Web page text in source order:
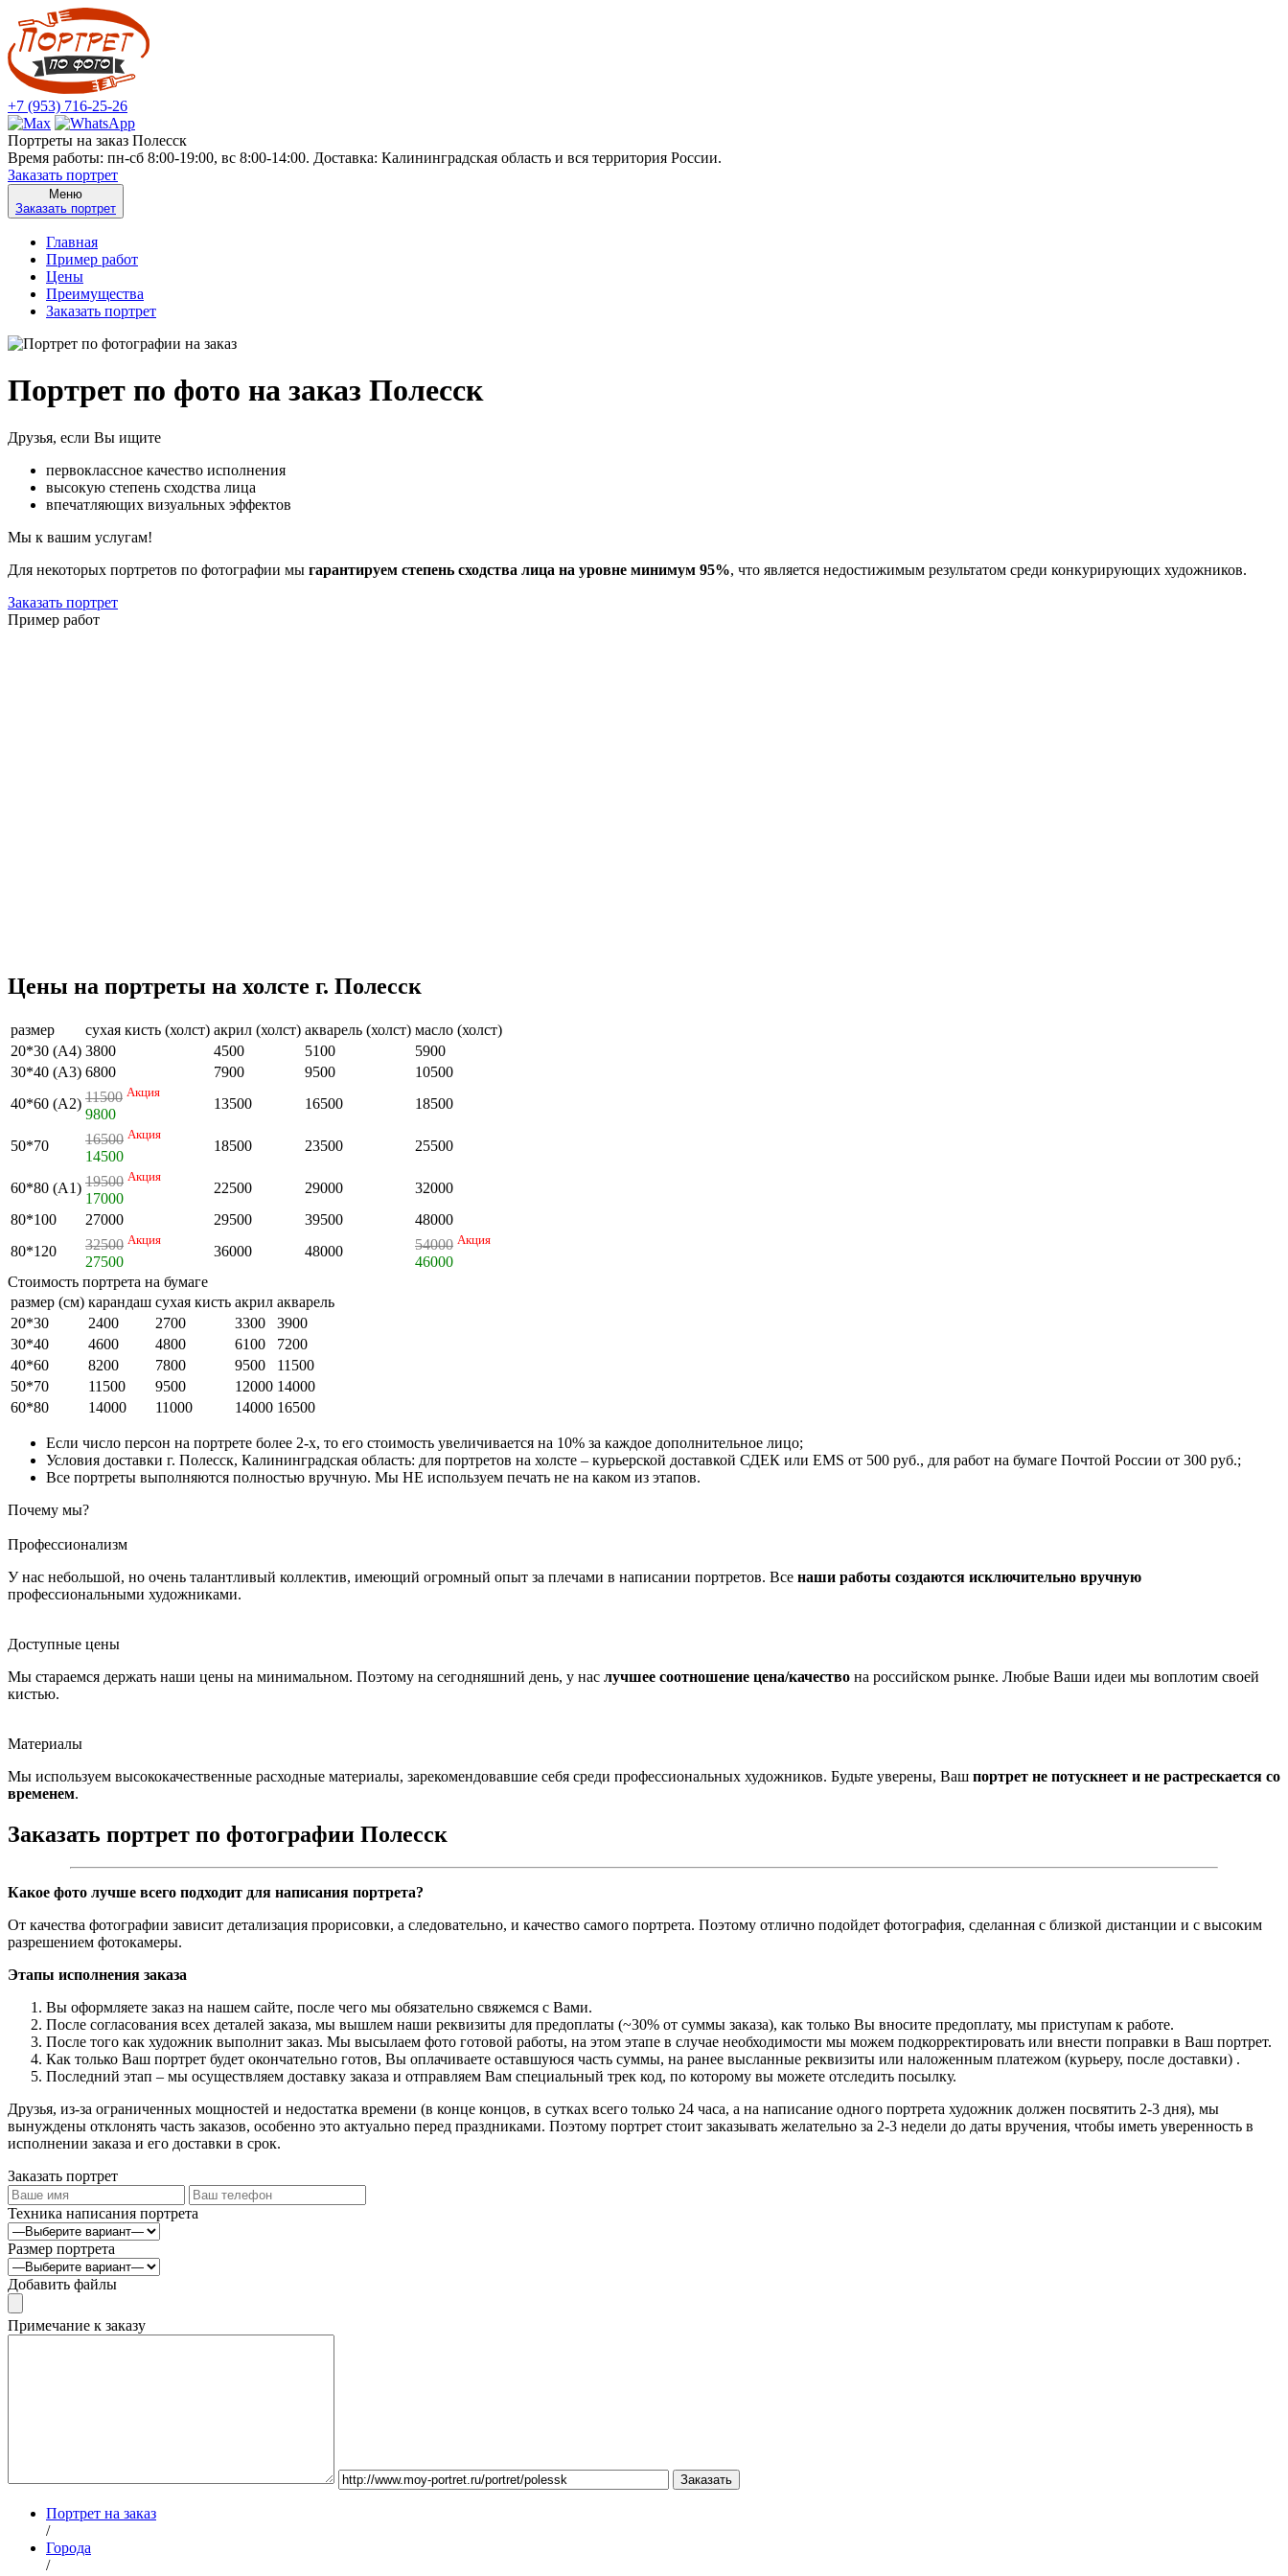
+7 (953) 716-25-26
Портреты на заказ Полесск
Время работы: пн-сб 8:00-19:00, вс 8:00-14:00. Доставка: Калининградская область и вся территория России.
Заказать портрет
Меню
Заказать портрет
Главная
Пример работ
Цены
Преимущества
Заказать портрет
Портрет по фото на заказ Полесск
Друзья, если Вы ищите
первоклассное качество исполнения
высокую степень сходства лица
впечатляющих визуальных эффектов
Мы к вашим услугам!
Для некоторых портретов по фотографии мы гарантируем степень сходства лица на уровне минимум 95%, что является недостижимым результатом среди конкурирующих художников.
Заказать портрет
Пример работ
Цены на портреты на холсте г. Полесск
размер сухая кисть (холст) акрил (холст) акварель (холст) масло (холст)
20*30 (А4) 3800 4500 5100
5900
30*40 (А3) 6800 7900 9500
10500
40*60 (А2) 11500 Акция
9800
13500 16500 18500
50*70 16500 Акция
14500
18500 23500 25500
60*80 (А1) 19500 Акция
17000
22500 29000
32000
80*100
27000 29500 39500
48000
80*120
32500 Акция
27500
36000 48000 54000 Акция
46000
Стоимость портрета на бумаге
размер (см) карандаш сухая кисть акрил акварель
20*30
2400 2700 3300
3900
30*40
4600 4800 6100
7200
40*60
8200 7800 9500
11500
50*70
11500 9500 12000 14000
60*80
14000 11000 14000 16500
Если число персон на портрете более 2-х, то его стоимость увеличивается на 10% за каждое дополнительное лицо;
Условия доставки г. Полесск, Калининградская область: для портретов на холсте – курьерской доставкой СДЕК или EMS от 500 руб., для работ на бумаге Почтой России от 300 руб.;
Все портреты выполняются полностью вручную. Мы НЕ используем печать не на каком из этапов.
Почему мы?
Профессионализм
У нас небольшой, но очень талантливый коллектив, имеющий огромный опыт за плечами в написании портретов. Все наши работы создаются исключительно вручную
профессиональными художниками.
Доступные цены
Мы стараемся держать наши цены на минимальном. Поэтому на сегодняшний день, у нас лучшее соотношение цена/качество на российском рынке. Любые Ваши идеи мы воплотим своей
кистью.
Материалы
Мы используем высококачественные расходные материалы, зарекомендовавшие себя среди профессиональных художников. Будьте уверены, Ваш портрет не потускнеет и не растрескается со
временем.
Заказать портрет по фотографии Полесск
Какое фото лучше всего подходит для написания портрета?
От качества фотографии зависит детализация прорисовки, а следовательно, и качество самого портрета. Поэтому отлично подойдет фотография, сделанная с близкой дистанции и с высоким
разрешением фотокамеры.
Этапы исполнения заказа
Вы оформляете заказ на нашем сайте, после чего мы обязательно свяжемся с Вами.
После согласования всех деталей заказа, мы вышлем наши реквизиты для предоплаты (~30% от суммы заказа), как только Вы вносите предоплату, мы приступам к работе.
После того как художник выполнит заказ. Мы высылаем фото готовой работы, на этом этапе в случае необходимости мы можем подкорректировать или внести поправки в Ваш портрет.
Как только Ваш портрет будет окончательно готов, Вы оплачиваете оставшуюся часть суммы, на ранее высланные реквизиты или наложенным платежом (курьеру, после доставки) .
Последний этап – мы осуществляем доставку заказа и отправляем Вам специальный трек код, по которому вы можете отследить посылку.
Друзья, из-за ограниченных мощностей и недостатка времени (в конце концов, в сутках всего только 24 часа, а на написание одного портрета художник должен посвятить 2-3 дня), мы
вынуждены отклонять часть заказов, особенно это актуально перед праздниками. Поэтому портрет стоит заказывать желательно за 2-3 недели до даты вручения, чтобы иметь уверенность в
исполнении заказа и его доставки в срок.
Заказать портрет
Техника написания портрета
Размер портрета
Добавить файлы
Примечание к заказу
Портрет на заказ
/
Города
/